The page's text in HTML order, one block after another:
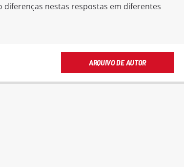
nestas respostas em diferentes
ARQUIVO DE AUTOR